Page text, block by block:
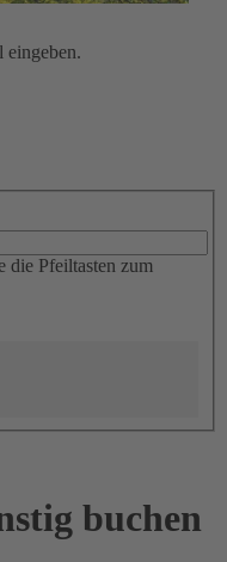
eingeben.
die Pfeiltasten zum
buchen